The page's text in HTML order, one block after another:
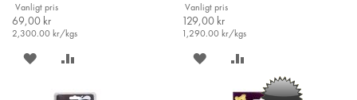
Vanligt pris
69,00 kr
2,300.00 kr/kgs
SPARA
Vanligt pris
129,00 kr
1,290.00 kr/kgs
SPARA